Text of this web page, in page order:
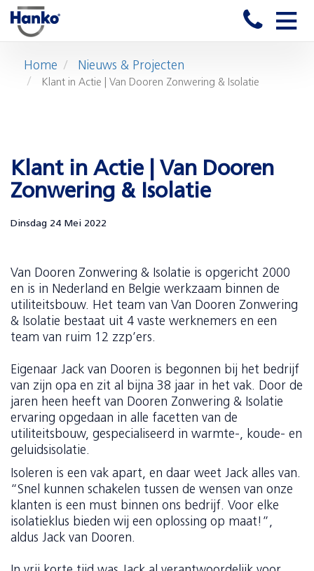
Toggle
Home Nieuws & Projecten
Klant in Actie | Van Dooren Zonwering & Isolatie
Klant in Actie | Van Dooren
Zonwering & Isolatie
Dinsdag 24 Mei 2022
Van Dooren Zonwering & Isolatie is opgericht 2000
en is in Nederland en Belgie werkzaam binnen de
utiliteitsbouw. Het team van Van Dooren Zonwering
& Isolatie bestaat uit 4 vaste werknemers en een
team van ruim 12 zzp’ers.
Eigenaar Jack van Dooren is begonnen bij het bedrijf
van zijn opa en zit al bijna 38 jaar in het vak. Door de
jaren heen heeft van Dooren Zonwering & Isolatie
ervaring opgedaan in alle facetten van de
utiliteitsbouw, gespecialiseerd in warmte-, koude- en
geluidsisolatie.
Isoleren is een vak apart, en daar weet Jack alles van.
“Snel kunnen schakelen tussen de wensen van onze
klanten is een must binnen ons bedrijf. Voor elke
isolatieklus bieden wij een oplossing op maat!”,
aldus Jack van Dooren.